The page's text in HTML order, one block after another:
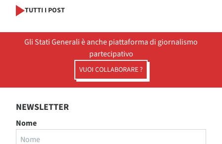
TUTTI I POST
Gli Stati Generali è anche piattaforma di giornalismo
partecipativo
VUOI COLLABORARE ?
NEWSLETTER
Nome